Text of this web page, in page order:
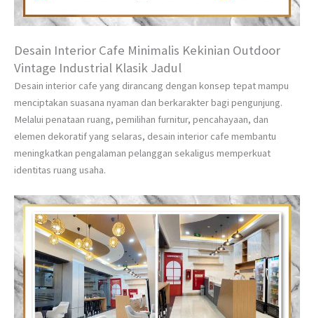
Desain Interior Cafe Minimalis Kekinian Outdoor
Vintage Industrial Klasik Jadul
Desain interior cafe yang dirancang dengan konsep tepat mampu
menciptakan suasana nyaman dan berkarakter bagi pengunjung.
Melalui penataan ruang, pemilihan furnitur, pencahayaan, dan
elemen dekoratif yang selaras, desain interior cafe membantu
meningkatkan pengalaman pelanggan sekaligus memperkuat
identitas ruang usaha.